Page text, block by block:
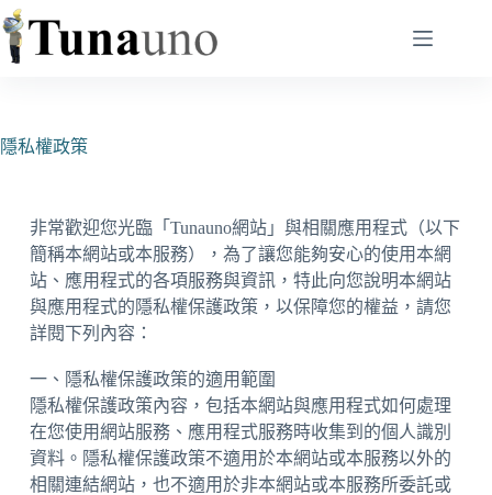
隱私權政策
非常歡迎您光臨「Tunauno網站」與相關應用程式（以下
簡稱本網站或本服務），為了讓您能夠安心的使用本網
站、應用程式的各項服務與資訊，特此向您說明本網站
與應用程式的隱私權保護政策，以保障您的權益，請您
詳閱下列內容：
一、隱私權保護政策的適用範圍
隱私權保護政策內容，包括本網站與應用程式如何處理
在您使用網站服務、應用程式服務時收集到的個人識別
資料。隱私權保護政策不適用於本網站或本服務以外的
相關連結網站，也不適用於非本網站或本服務所委託或